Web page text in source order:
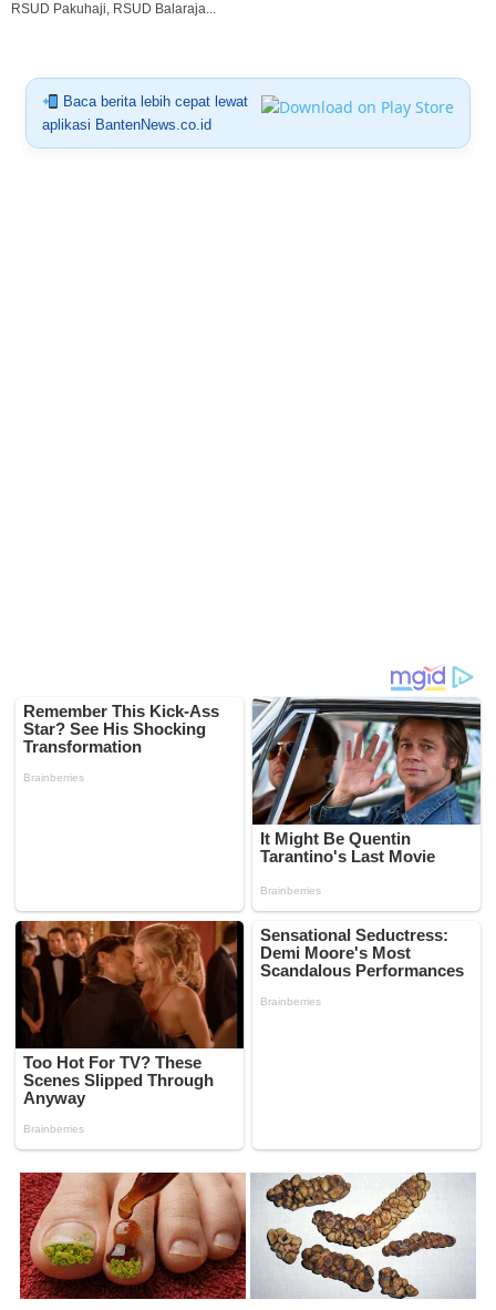
RSUD Pakuhaji, RSUD Balaraja...
Baca berita lebih cepat lewat
aplikasi BantenNews.co.id